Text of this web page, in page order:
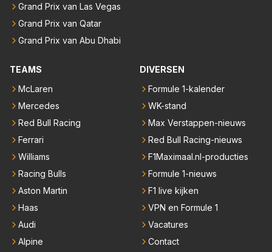
Grand Prix van Las Vegas
Grand Prix van Qatar
Grand Prix van Abu Dhabi
TEAMS
McLaren
Mercedes
Red Bull Racing
Ferrari
Williams
Racing Bulls
Aston Martin
Haas
Audi
Alpine
DIVERSEN
Formule 1-kalender
WK-stand
Max Verstappen-nieuws
Red Bull Racing-nieuws
F1Maximaal.nl-producties
Formule 1-nieuws
F1 live kijken
VPN en Formule 1
Vacatures
Contact